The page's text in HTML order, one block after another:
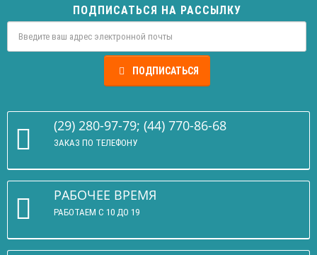
ПОДПИСАТЬСЯ НА РАССЫЛКУ
ПОДПИСАТЬСЯ
(29) 280-97-79; (44) 770-86-68
ЗАКАЗ ПО ТЕЛЕФОНУ
РАБОЧЕЕ ВРЕМЯ
РАБОТАЕМ С 10 ДО 19